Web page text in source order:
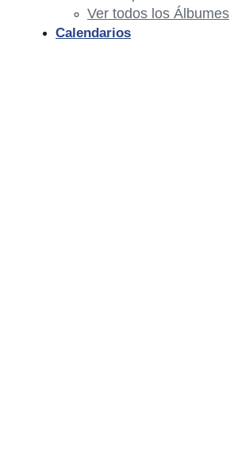
Ver todos los Álbumes
Calendarios